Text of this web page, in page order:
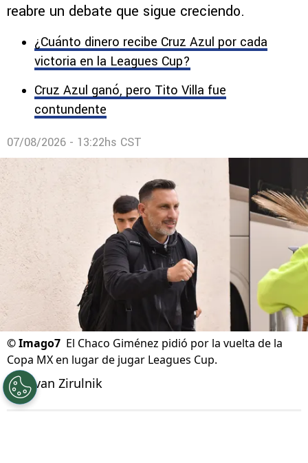
reabre un debate que sigue creciendo.
¿Cuánto dinero recibe Cruz Azul por cada
victoria en la Leagues Cup?
Cruz Azul ganó, pero Tito Villa fue
contundente
07/08/2026 - 13:22hs CST
©Imago7 El Chaco Giménez pidió por la vuelta de la
Copa MX en lugar de jugar Leagues Cup.
Por Ivan Zirulnik